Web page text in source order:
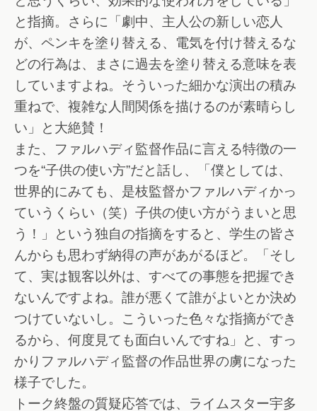
と指摘。さらに「劇中、主人公の新しい恋人
が、ペンキを塗り替える、電気を付け替えるな
どの行為は、まさに過去を塗り替える意味を表
していますよね。そういった細かな演出の積み
重ねで、複雑な人間関係を描けるのが素晴らし
い」と大絶賛！
また、ファルハディ監督作品に言える特徴の一
つを“子供の使い方”だと話し、「僕としては、
世界的にみても、是枝監督かファルハディかっ
ていうくらい（笑）子供の使い方がうまいと思
う！」という独自の指摘をすると、学生の皆さ
んからも思わず納得の声があがるほど。「そし
て、実は観客以外は、すべての事態を把握でき
ないんですよね。誰が悪くて誰がよいとか決め
つけていないし。こういった色々な指摘ができ
るから、何度見ても面白いんですね」と、すっ
かりファルハディ監督の作品世界の虜になった
様子でした。
トーク終盤の質疑応答では、ライムスター宇多